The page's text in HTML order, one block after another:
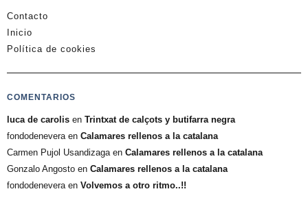
Contacto
Inicio
Política de cookies
COMENTARIOS
luca de carolis en Trintxat de calçots y butifarra negra
fondodeneveraen Calamares rellenos a la catalana
Carmen Pujol Usandizagaen Calamares rellenos a la catalana
Gonzalo Angosto en Calamares rellenos a la catalana
fondodeneveraen Volvemos a otro ritmo..!!